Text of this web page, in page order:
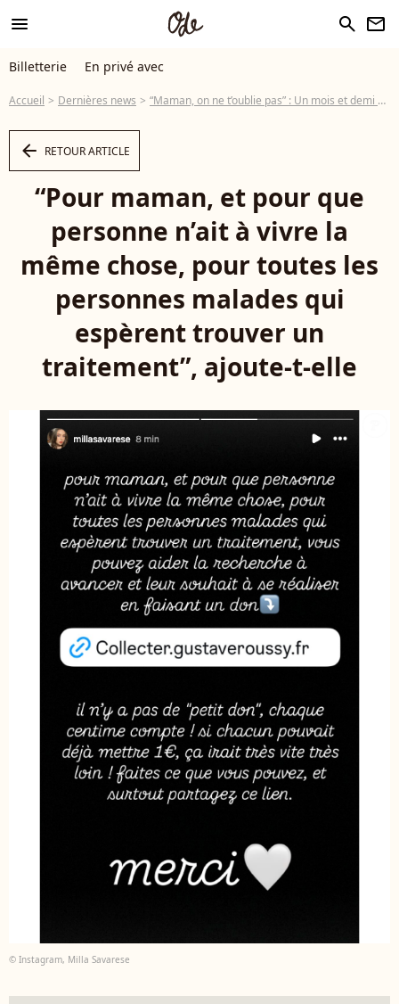
menu search newsletter
Billetterie En privé avec
Accueil Dernières news “Maman, on ne t’oublie pas” : Un mois et demi après la disparition d’Émilie Dequenne, sa fille Milla lui adresse un poignant message
arrow_left RETOUR ARTICLE
“Pour maman, et pour que
personne n’ait à vivre la
même chose, pour toutes les
personnes malades qui
espèrent trouver un
traitement”, ajoute-t-elle
© Instagram, Milla Savarese